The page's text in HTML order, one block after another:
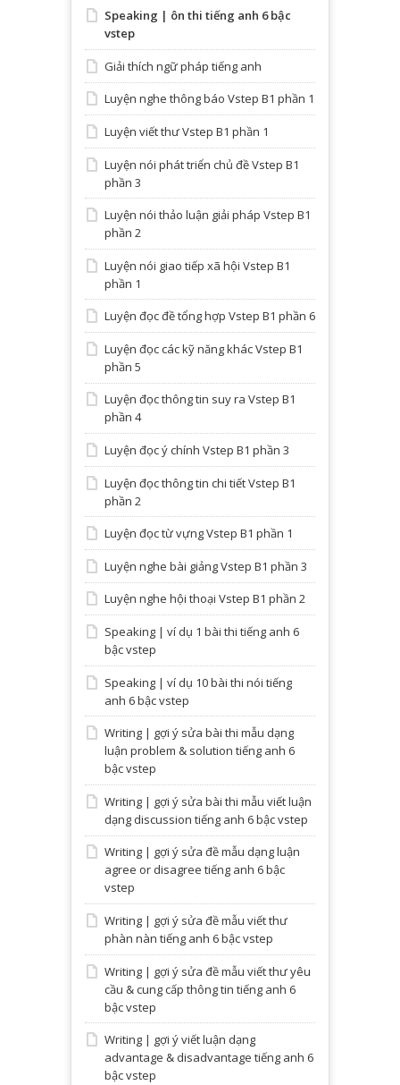
Speaking | ôn thi tiếng anh 6 bậc
vstep
Giải thích ngữ pháp tiếng anh
Luyện nghe thông báo Vstep B1 phần 1
Luyện viết thư Vstep B1 phần 1
Luyện nói phát triển chủ đề Vstep B1
phần 3
Luyện nói thảo luận giải pháp Vstep B1
phần 2
Luyện nói giao tiếp xã hội Vstep B1
phần 1
Luyện đọc đề tổng hợp Vstep B1 phần 6
Luyện đọc các kỹ năng khác Vstep B1
phần 5
Luyện đọc thông tin suy ra Vstep B1
phần 4
Luyện đọc ý chính Vstep B1 phần 3
Luyện đọc thông tin chi tiết Vstep B1
phần 2
Luyện đọc từ vựng Vstep B1 phần 1
Luyện nghe bài giảng Vstep B1 phần 3
Luyện nghe hội thoại Vstep B1 phần 2
Speaking | ví dụ 1 bài thi tiếng anh 6
bậc vstep
Speaking | ví dụ 10 bài thi nói tiếng
anh 6 bậc vstep
Writing | gợi ý sửa bài thi mẫu dạng
luận problem & solution tiếng anh 6
bậc vstep
Writing | gợi ý sửa bài thi mẫu viết luận
dạng discussion tiếng anh 6 bậc vstep
Writing | gợi ý sửa đề mẫu dạng luận
agree or disagree tiếng anh 6 bậc
vstep
Writing | gợi ý sửa đề mẫu viết thư
phàn nàn tiếng anh 6 bậc vstep
Writing | gợi ý sửa đề mẫu viết thư yêu
cầu & cung cấp thông tin tiếng anh 6
bậc vstep
Writing | gợi ý viết luận dạng
advantage & disadvantage tiếng anh 6
bậc vstep